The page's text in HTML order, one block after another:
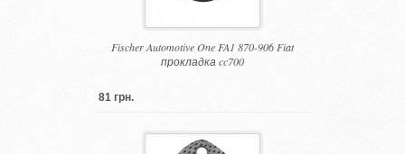
Fischer Automotive One FA1 870-906 Fiat
прокладка cc700
81 грн.